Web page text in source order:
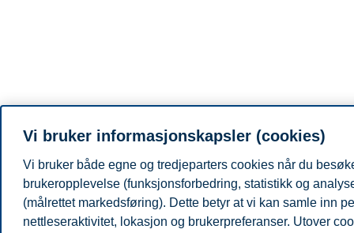
Vi bruker informasjonskapsler (cookies)
Vi bruker både egne og tredjeparters cookies når du
brukeropplevelse (funksjonsforbedring, statistikk og
(målrettet markedsføring). Dette betyr at vi kan samle inn
nettleseraktivitet, lokasjon og brukerpreferanser. Utover